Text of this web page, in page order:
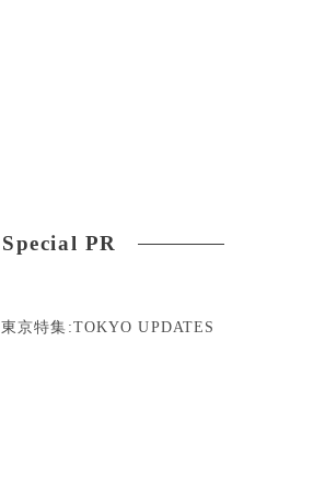
Special PR
東京特集:TOKYO UPDATES